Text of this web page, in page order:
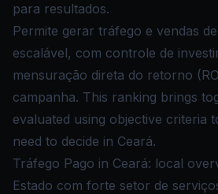
para resultados.
Permite gerar tráfego e vendas
escalável, com controle de
mensuração direta do retorno
campanha. This ranking brings
evaluated using objective criteria
need to decide in Ceará.
Tráfego Pago in Ceará: local
Estado com forte setor de